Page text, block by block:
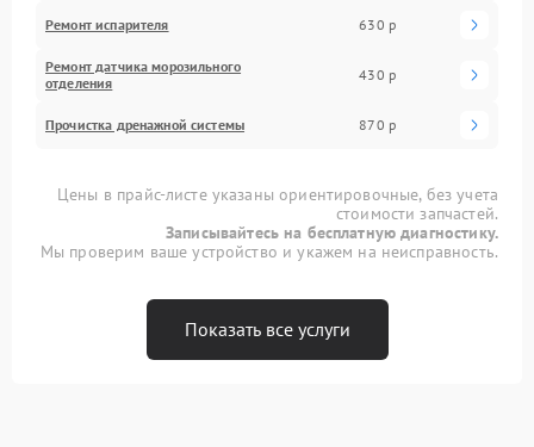
Ремонт испарителя 630 р
Ремонт датчика морозильного
отделения
430 р
Прочистка дренажной системы 870 р
Цены в прайс-листе указаны ориентировочные, без учета
стоимости запчастей.
Записывайтесь на бесплатную диагностику.
Мы проверим ваше устройство и укажем на неисправность.
Показать все услуги